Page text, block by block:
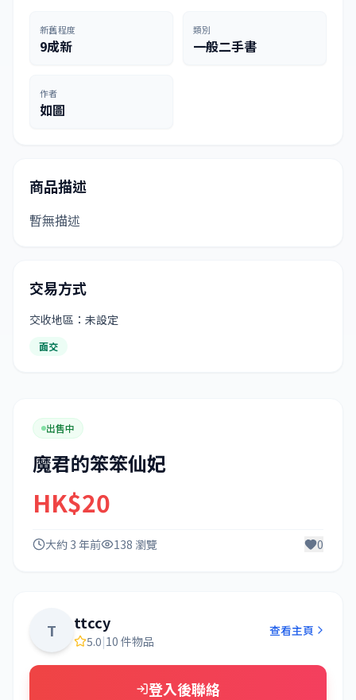
新舊程度
9成新
類別
一般二手書
作者
如圖
商品描述
暫無描述
交易方式
交收地區：未設定
面交
出售中
魔君的笨笨仙妃
HK$20
大約 3 年前 138 瀏覽 0
T ttccy
5.0|10 件物品
查看主頁
登入後聯絡